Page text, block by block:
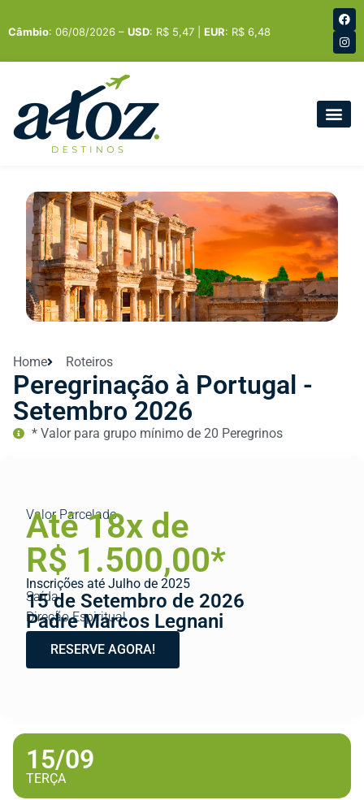
Câmbio: 06/08/2026 – USD: R$ 5,47 | EUR: R$ 6,48
Home Roteiros
Peregrinação à Portugal -
Setembro 2026
* Valor para grupo mínimo de 20 Peregrinos
Valor Parcelado
Até 18x de
R$ 1.500,00*
Inscrições até Julho de 2025
Saída
15 de Setembro de 2026
Direção Espiritual
Padre Marcos Legnani
RESERVE AGORA!
15/09
TERÇA